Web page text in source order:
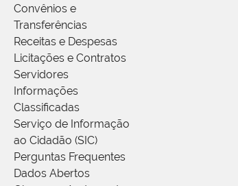
Convênios e
Transferências
Receitas e Despesas
Licitações e Contratos
Servidores
Informações
Classificadas
Serviço de Informação
ao Cidadão (SIC)
Perguntas Frequentes
Dados Abertos